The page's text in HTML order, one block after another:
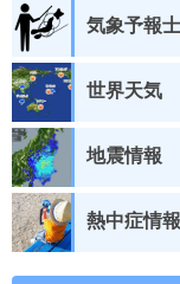
気象予報
世界天気
地震情報
熱中症情報